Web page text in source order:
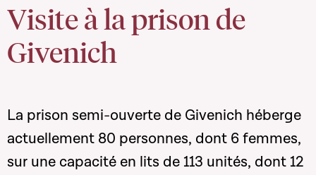
Visite à la prison de
Givenich
La prison semi-ouverte de Givenich héberge
actuellement 80 personnes, dont 6 femmes,
sur une capacité en lits de 113 unités, dont 12